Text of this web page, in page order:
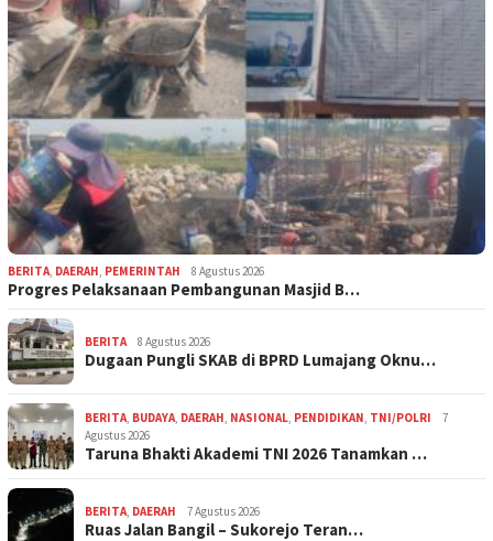
BERITA DAERAH PEMERINTAH 8 Agustus 2026
Progres Pelaksanaan Pembangunan Masjid B…
BERITA 8 Agustus 2026
Dugaan Pungli SKAB di BPRD Lumajang Oknu…
BERITA BUDAYA DAERAH NASIONAL PENDIDIKAN TNI/POLRI
7
Agustus 2026
Taruna Bhakti Akademi TNI 2026 Tanamkan …
BERITA DAERAH 7 Agustus 2026
Ruas Jalan Bangil – Sukorejo Teran…